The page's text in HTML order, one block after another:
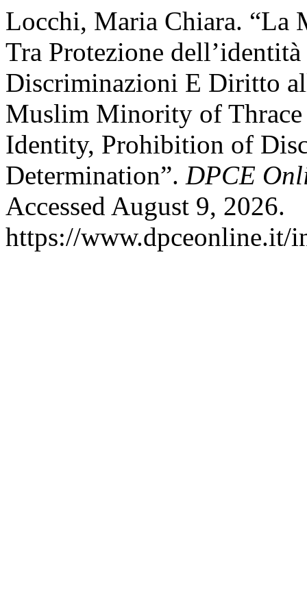
Locchi, Maria Chiara. “La
Tra Protezione
Discriminazioni E Diritto
Muslim Minority of
Identity, Prohibition of
Determination”. DPCE
Accessed August 9, 2026.
https://www.dpceonline.it/